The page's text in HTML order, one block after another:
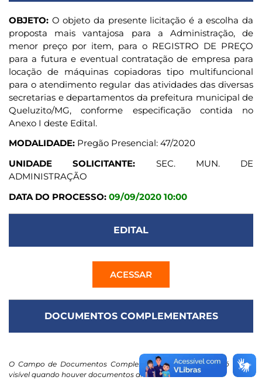
OBJETO: O objeto da presente licitação é a escolha da
proposta mais vantajosa para a Administração, de
menor preço por item, para o REGISTRO DE PREÇO
para a futura e eventual contratação de empresa para
locação de máquinas copiadoras tipo multifuncional
para o atendimento regular das atividades das diversas
secretarias e departamentos da prefeitura municipal de
Queluzito/MG, conforme especificação contida no
Anexo I deste Edital.
MODALIDADE: Pregão Presencial: 47/2020
UNIDADE SOLICITANTE: SEC. MUN. DE
ADMINISTRAÇÃO
DATA DO PROCESSO: 09/09/2020 10:00
EDITAL
ACESSAR
DOCUMENTOS COMPLEMENTARES
O Campo de Documentos Complementares / Contratos só ficará
visível quando houver documentos anexados.